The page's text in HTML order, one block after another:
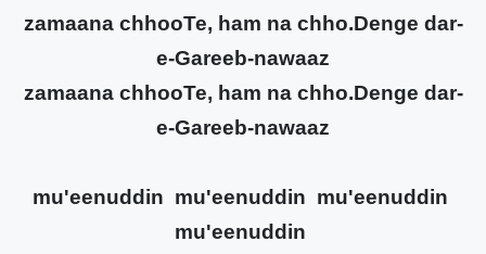
zamaana chhooTe, ham na chho.Denge dar-
e-Gareeb-nawaaz
zamaana chhooTe, ham na chho.Denge dar-
e-Gareeb-nawaaz
mu'eenuddin mu'eenuddin mu'eenuddin
mu'eenuddin